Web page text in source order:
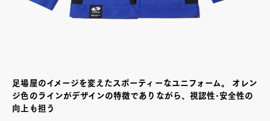
足場屋のイメージを変えたスポーティーなユニフォーム。 オレン
ジ色のラインがデザインの特徴でありながら、視認性･安全性の
向上も担う